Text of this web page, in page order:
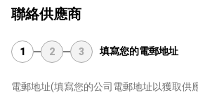
聯絡供應商
1 2 3 填寫您的電郵地址
電郵地址(填寫您的公司電郵地址以獲取供